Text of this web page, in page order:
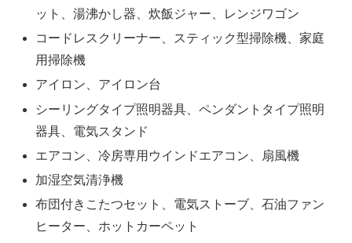
ット、湯沸かし器、炊飯ジャー、レンジワゴン
コードレスクリーナー、スティック型掃除機、家庭
用掃除機
アイロン、アイロン台
シーリングタイプ照明器具、ペンダントタイプ照明
器具、電気スタンド
エアコン、冷房専用ウインドエアコン、扇風機
加湿空気清浄機
布団付きこたつセット、電気ストーブ、石油ファン
ヒーター、ホットカーペット